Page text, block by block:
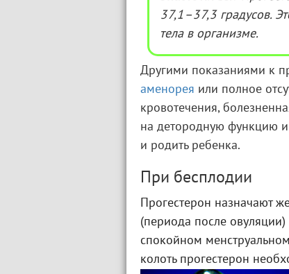
37,1–37,3 градусов.
тела в организме.
Другими показаниями к
аменорея или полное
кровотечения,
на детородную функцию и
и родить ребенка.
При бесплодии
Прогестерон назначают
(периода после
спокойном
колоть прогестерон